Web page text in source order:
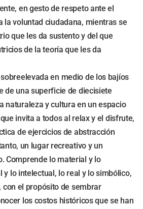
en gesto de respeto ante el
la voluntad ciudadana, mientras se
que les da sustento y del que
de la teoría que les da
en medio de los bajíos
de una superficie de diecisiete
naturaleza y cultura en un espacio
invita a todos al relax y el disfrute,
de ejercicios de abstracción
un lugar recreativo y un
Comprende lo material y lo
y lo intelectual, lo real y lo simbólico,
con el propósito de sembrar
los costos históricos que se han